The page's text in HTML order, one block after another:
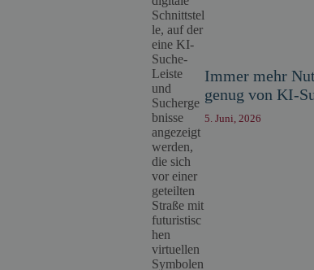
Immer mehr
genug von KI-
5. Juni, 2026